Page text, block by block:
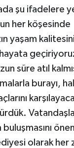
şu ifadelere
her köşesinde
yaşam
süre atıl
burayı,
olarak her